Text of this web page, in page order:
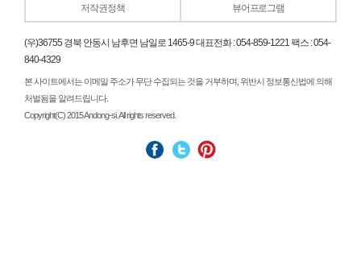
저작권정책 뷰어프로그램
(우)36755 경북 안동시 남후면 남일로 1465-9 대표전화 : 054-859-1221 팩스 : 054-
840-4329
본 사이트에서는 이메일 주소가 무단 수집되는 것을 거부하며, 위반시 정보통신법에 의해
처벌됨을 알려드립니다.
Copyright(C) 2015 Andong-si. All rights reserved.